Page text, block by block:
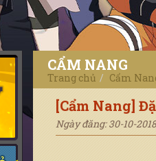
CẨM NANG
Trang chủ Cẩm
[Cẩm Nang]
Ngày đăng: 30-10-2018
Chọn server để
Vui lòng chọn